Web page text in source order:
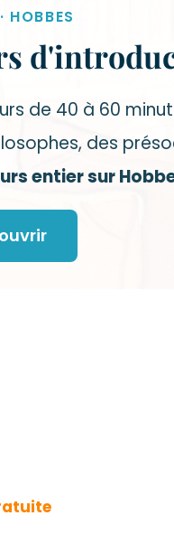
HOBBES
de 40 à 60
des
entier sur